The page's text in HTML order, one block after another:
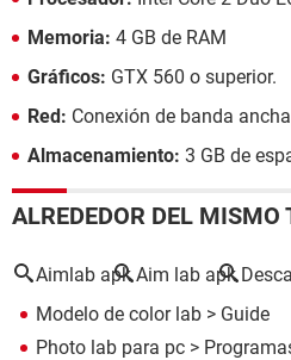
Memoria: 4 GB de RAM
Gráficos: GTX 560 o superior.
Red: Conexión de banda
Almacenamiento: 3 GB de
ALREDEDOR DEL MISMO
Aimlab apk Aim lab apk
Modelo de color lab > Guide
Photo lab para pc >